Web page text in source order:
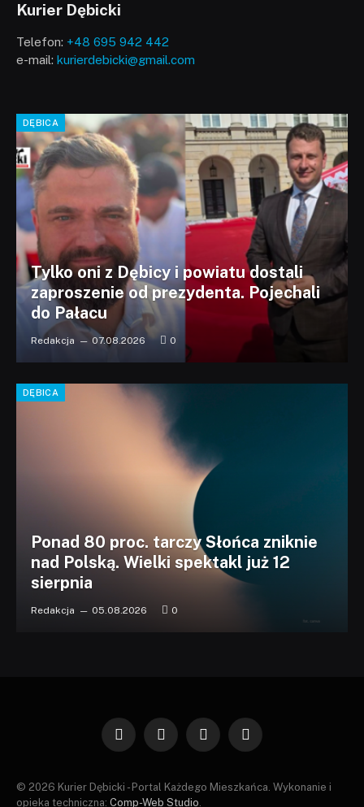
Kurier Dębicki
Telefon: +48 695 942 442
e-mail: kurierdebicki@gmail.com
DĘBICA
Tylko oni z Dębicy i powiatu dostali
zaproszenie od prezydenta. Pojechali
do Pałacu
Redakcja 07.08.2026 0
DĘBICA
Ponad 80 proc. tarczy Słońca zniknie
nad Polską. Wielki spektakl już 12
sierpnia
Redakcja 05.08.2026 0
Facebook
X
InstagramPinterest
© 2026 Kurier Dębicki - Portal Każdego Mieszkańca. Wykonanie i
opieka techniczna: Comp-Web Studio